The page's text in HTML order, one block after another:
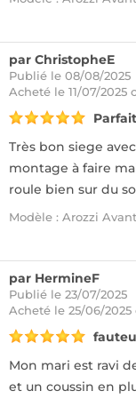
par ChristopheE
Publié le 08/08/2025
Acheté le 11/07/2025
Parfait
Très bon siege
montage à faire
roule bien sur du
Modèle : Arozzi
par HermineF
Publié le 23/07/2025
Acheté le 25/06/2025
Mon mari est ravi
et un coussin en